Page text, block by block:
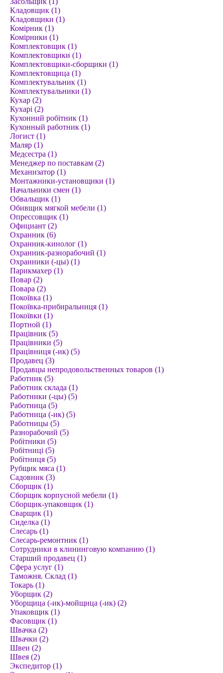
Кладовщик (1)
Кладовщики (1)
Комірник (1)
Комірники (1)
Комплектовщик (1)
Комплектовщики (1)
Комплектовщики-сборщики (1)
Комплектовщица (1)
Комплектувальник (1)
Комплектувальники (1)
Кухар (2)
Кухарі (2)
Кухонний робітник (1)
Кухонный работник (1)
Логист (1)
Маляр (1)
Медсестра (1)
Менеджер по поставкам (2)
Механизатор (1)
Монтажники-установщики (1)
Начальники смен (1)
Обвальщик (1)
Обивщик мягкой мебели (1)
Опрессовщик (1)
Официант (2)
Охранник (6)
Охранник-кинолог (1)
Охранник-разнорабочий (1)
Охранники (-цы) (1)
Парикмахер (1)
Повар (2)
Повара (2)
Покоївка (1)
Покоївка-прибиральниця (1)
Покоївки (1)
Портной (1)
Працівник (5)
Працівники (5)
Працівниця (-ик) (5)
Продавец (3)
Продавцы непродовольственных товаров (1)
Работник (5)
Работник склада (1)
Работники (-цы) (5)
Работница (5)
Работница (-ик) (5)
Работницы (5)
Разнорабочий (5)
Робітники (5)
Робітниці (5)
Робітниця (5)
Рубщик мяса (1)
Садовник (3)
Сборщик (1)
Сборщик корпусной мебели (1)
Сборщик-упаковщик (1)
Сварщик (1)
Сиделка (1)
Слесарь (1)
Слесарь-ремонтник (1)
Сотрудники в клининговую компанию (1)
Старший продавец (1)
Сфера услуг (1)
Таможня. Склад (1)
Токарь (1)
Уборщик (2)
Уборщица (-ик)-мойщица (-ик) (2)
Упаковщик (1)
Фасовщик (1)
Швачка (2)
Швачки (2)
Швеи (2)
Швея (2)
Экспедитор (1)